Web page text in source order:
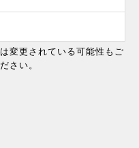
変更されている可能性もご
さい。